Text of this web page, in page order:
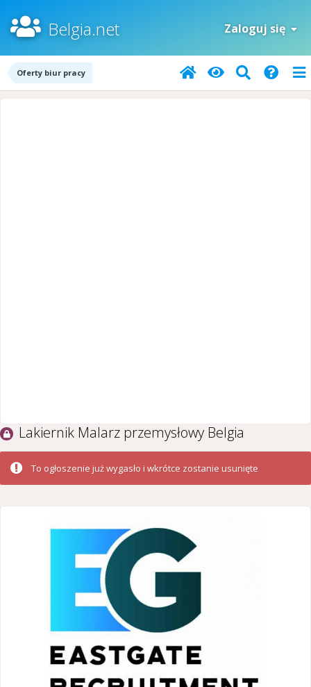
Belgia.net Zaloguj się
Oferty biur pracy
Lakiernik Malarz przemysłowy Belgia
To ogłoszenie już wygasło i wkrótce zostanie usunięte